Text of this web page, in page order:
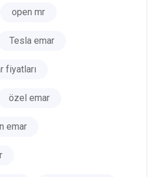
open mr
Tesla emar
fiyatları
özel emar
emar